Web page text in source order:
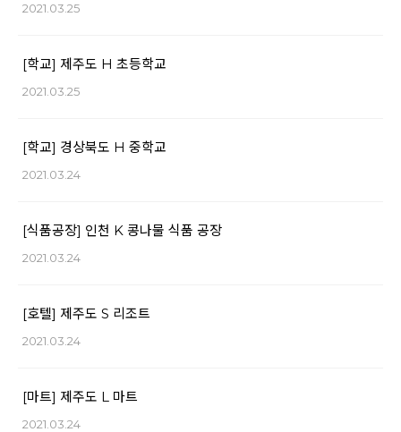
2021.03.25
[학교] 제주도 H 초등학교
2021.03.25
[학교] 경상북도 H 중학교
2021.03.24
[식품공장] 인천 K 콩나물 식품 공장
2021.03.24
[호텔] 제주도 S 리조트
2021.03.24
[마트] 제주도 L 마트
2021.03.24